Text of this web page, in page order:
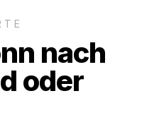
nach
oder